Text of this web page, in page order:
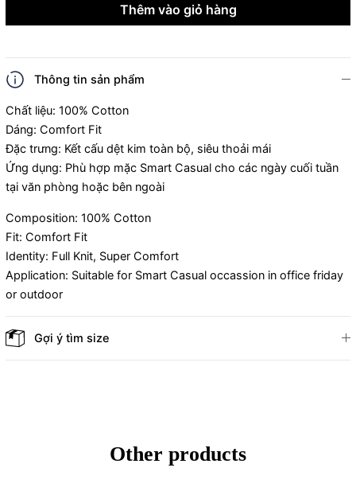
Thêm vào giỏ hàng
Thông tin sản phẩm
Chất liệu: 100% Cotton
Dáng: Comfort Fit
Đặc trưng: Kết cấu dệt kim toàn bộ, siêu thoải mái
Ứng dụng: Phù hợp mặc Smart Casual cho các ngày cuối tuần
tại văn phòng hoặc bên ngoài
Composition: 100% Cotton
Fit: Comfort Fit
Identity: Full Knit, Super Comfort
Application: Suitable for Smart Casual occassion in office friday
or outdoor
Gợi ý tìm size
Other products